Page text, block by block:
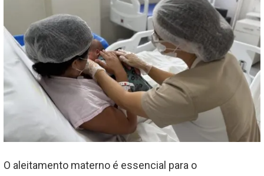
O aleitamento materno é essencial para o